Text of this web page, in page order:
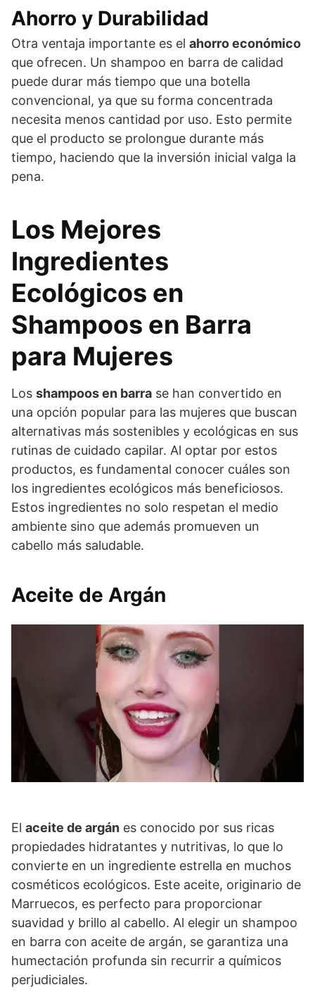
Ahorro y Durabilidad
Otra ventaja importante es el ahorro económico
que ofrecen. Un shampoo en barra de calidad
puede durar más tiempo que una botella
convencional, ya que su forma concentrada
necesita menos cantidad por uso. Esto permite
que el producto se prolongue durante más
tiempo, haciendo que la inversión inicial valga la
pena.
Los Mejores
Ingredientes
Ecológicos en
Shampoos en Barra
para Mujeres
Los shampoos en barra se han convertido en
una opción popular para las mujeres que buscan
alternativas más sostenibles y ecológicas en sus
rutinas de cuidado capilar. Al optar por estos
productos, es fundamental conocer cuáles son
los ingredientes ecológicos más beneficiosos.
Estos ingredientes no solo respetan el medio
ambiente sino que además promueven un
cabello más saludable.
Aceite de Argán
El aceite de argán es conocido por sus ricas
propiedades hidratantes y nutritivas, lo que lo
convierte en un ingrediente estrella en muchos
cosméticos ecológicos. Este aceite, originario de
Marruecos, es perfecto para proporcionar
suavidad y brillo al cabello. Al elegir un shampoo
en barra con aceite de argán, se garantiza una
humectación profunda sin recurrir a químicos
perjudiciales.